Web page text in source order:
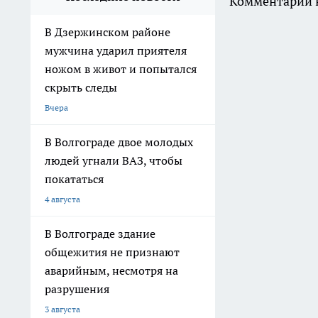
В Дзержинском районе
мужчина ударил приятеля
ножом в живот и попытался
скрыть следы
Вчера
В Волгограде двое молодых
людей угнали ВАЗ, чтобы
покататься
4 августа
В Волгограде здание
общежития не признают
аварийным, несмотря на
разрушения
3 августа